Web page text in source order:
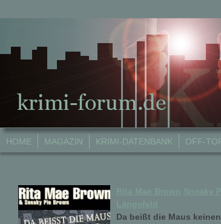
HOME MAGAZIN KRIMI-DATENBANK OFF-
Da beißt die Maus